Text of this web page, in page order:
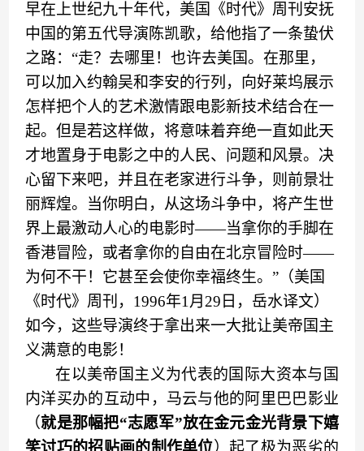
早在上世纪九十年代，美国《时代》周刊安抚
中国的第五代导演陈凯歌，给他指了一条蛰伏
之路： “走？去哪里！也许去美国。在那里，
可以加入约翰吴和李安的行列，向好莱坞展示
怎样把个人的艺术激情跟电影新技术结合在一
起。但是若这样做，将意味着弃绝一直如此天
才地置身于电影之中的人民、问题和风景。决
心留下来吧，并且在老家进行斗争，则前景壮
丽辉煌。当你明白，从这场斗争中，将产生世
界上最激动人心的电影时——当拿你的手脚在
香港冒险，或者拿你的自由在北京冒险时——
为何不干！它甚至会使你幸福终生。”（美国
《时代》周刊，1996年1月29日，岳水译文）
如今，这些导演终于拿出来一大批让美帝国主
义满意的电影！
在以美帝国主义为代表的国际大资本与国
内洋买办的互动中，马云与他的阿里巴巴影业
（就是那幅把“志愿军”放在金元金光背景下嬉